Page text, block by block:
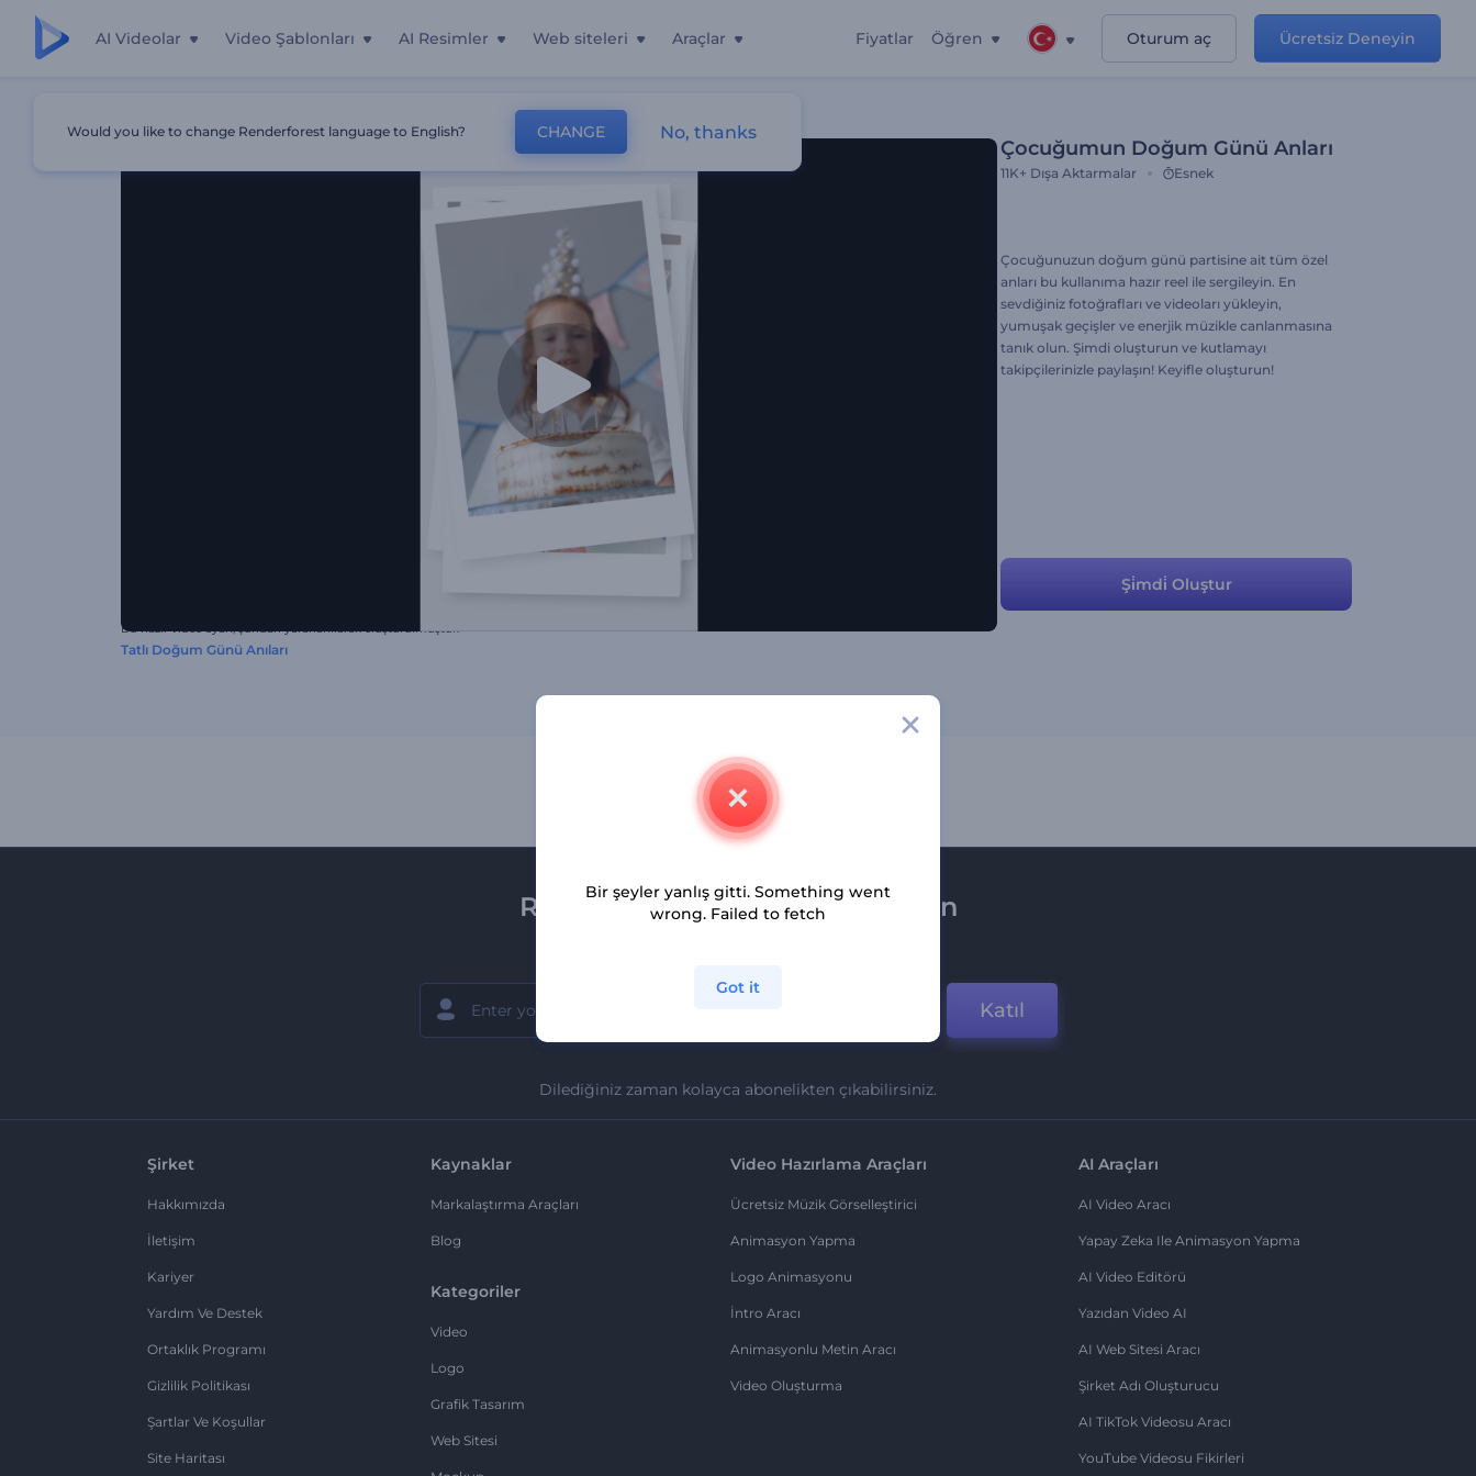
AI Videolar Video Şablonları AI Resimler Web siteleri Araçlar Fiyatlar Öğren Oturum aç Ücretsiz Deneyin
Çocuğumun Doğum Günü Anları
11K+ Dışa Aktarmalar Esnek
Çocuğunuzun doğum günü partisine ait tüm özel
anları bu kullanıma hazır reel ile sergileyin. En
sevdiğiniz fotoğrafları ve videoları yükleyin,
yumuşak geçişler ve enerjik müzikle canlanmasına
tanık olun. Şimdi oluşturun ve kutlamayı
takipçilerinizle paylaşın! Keyifle oluşturun!
Şi̇mdi̇ Oluştur
Bu hazır video ayarı, şundan yararlanılarak oluşturulmuştur:
Tatlı Doğum Günü Anıları
Renderforest bültenine üye olun
Katıl
Dilediğiniz zaman kolayca abonelikten çıkabilirsiniz.
Şirket
Hakkımızda
İletişim
Kariyer
Yardım Ve Destek
Ortaklık Programı
Gizlilik Politikası
Şartlar Ve Koşullar
Site Haritası
Kaynaklar
Markalaştırma Araçları
Blog
Kategoriler
Video
Logo
Grafik Tasarım
Web Sitesi
Video Hazırlama Araçları
Ücretsiz Müzik Görselleştirici
Animasyon Yapma
Logo Animasyonu
İntro Aracı
Animasyonlu Metin Aracı
Video Oluşturma
AI Araçları
AI Video Aracı
Yapay Zeka Ile Animasyon Yapma
AI Video Editörü
Yazıdan Video AI
AI Web Sitesi Aracı
Şirket Adı Oluşturucu
AI TikTok Videosu Aracı
YouTube Videosu Fikirleri
Would you like to change Renderforest language to English? CHANGE No, thanks
Bir şeyler yanlış gitti. Something went
wrong. Failed to fetch
Got it